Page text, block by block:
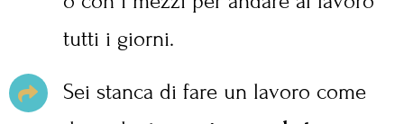
tutti i giorni.
Sei stanca di fare un lavoro come